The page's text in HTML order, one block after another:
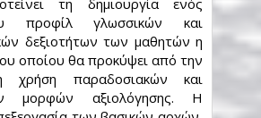
τη δημιουργία ενός
προφίλ γλωσσικών και
δεξιοτήτων των μαθητών η
οποίου θα προκύψει από την
χρήση παραδοσιακών και
μορφών αξιολόγησης. Η